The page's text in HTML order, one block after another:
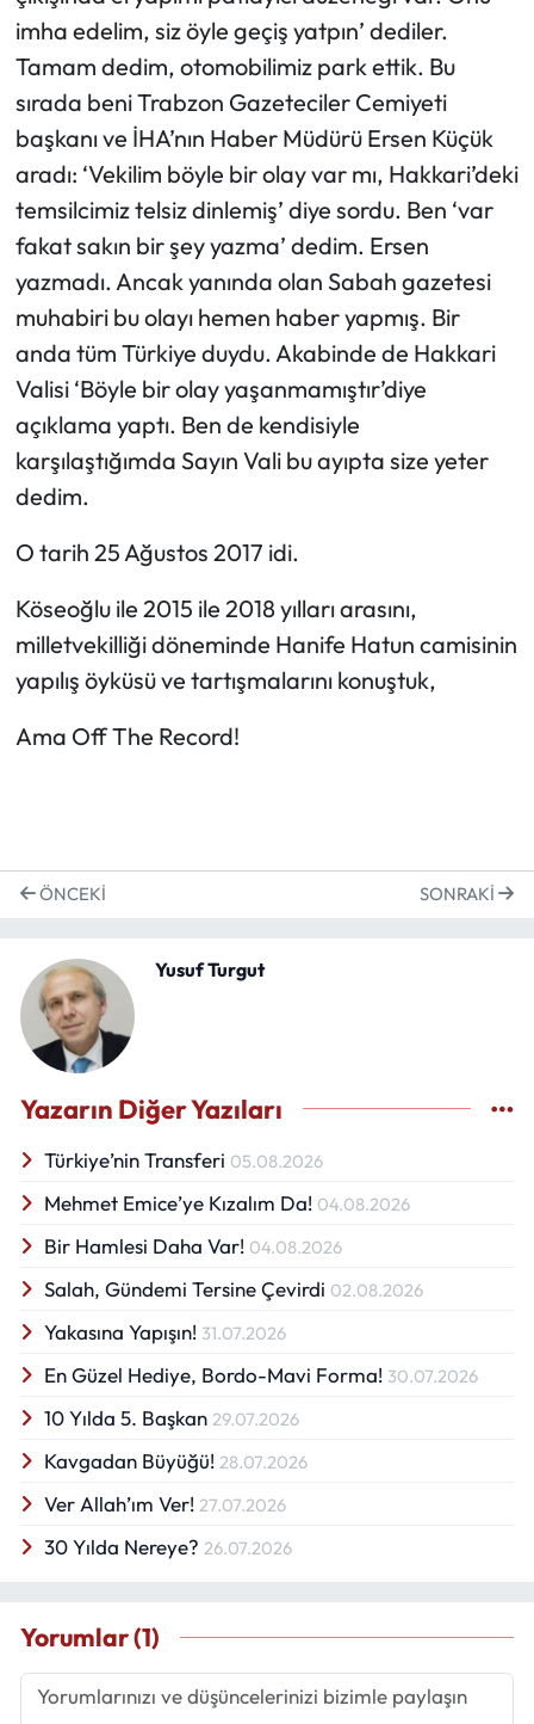
imha edelim, siz öyle geçiş yatpın’ dediler.
Tamam dedim, otomobilimiz park ettik. Bu
sırada beni Trabzon Gazeteciler Cemiyeti
başkanı ve İHA’nın Haber Müdürü Ersen Küçük
aradı: ‘Vekilim böyle bir olay var mı, Hakkari’deki
temsilcimiz telsiz dinlemiş’ diye sordu. Ben ‘var
fakat sakın bir şey yazma’ dedim. Ersen
yazmadı. Ancak yanında olan Sabah gazetesi
muhabiri bu olayı hemen haber yapmış. Bir
anda tüm Türkiye duydu. Akabinde de Hakkari
Valisi ‘Böyle bir olay yaşanmamıştır’diye
açıklama yaptı. Ben de kendisiyle
karşılaştığımda Sayın Vali bu ayıpta size yeter
dedim.
O tarih 25 Ağustos 2017 idi.
Köseoğlu ile 2015 ile 2018 yılları arasını,
milletvekilliği döneminde Hanife Hatun camisinin
yapılış öyküsü ve tartışmalarını konuştuk,
Ama Off The Record!
ÖNCEKI SONRAKI
Yusuf Turgut
Yazarın Diğer Yazıları
Türkiye’nin Transferi 05.08.2026
Mehmet Emice’ye Kızalım Da! 04.08.2026
Bir Hamlesi Daha Var! 04.08.2026
Salah, Gündemi Tersine Çevirdi 02.08.2026
Yakasına Yapışın! 31.07.2026
En Güzel Hediye, Bordo-Mavi Forma! 30.07.2026
10 Yılda 5. Başkan 29.07.2026
Kavgadan Büyüğü! 28.07.2026
Ver Allah’ım Ver! 27.07.2026
30 Yılda Nereye? 26.07.2026
Yorumlar (1)